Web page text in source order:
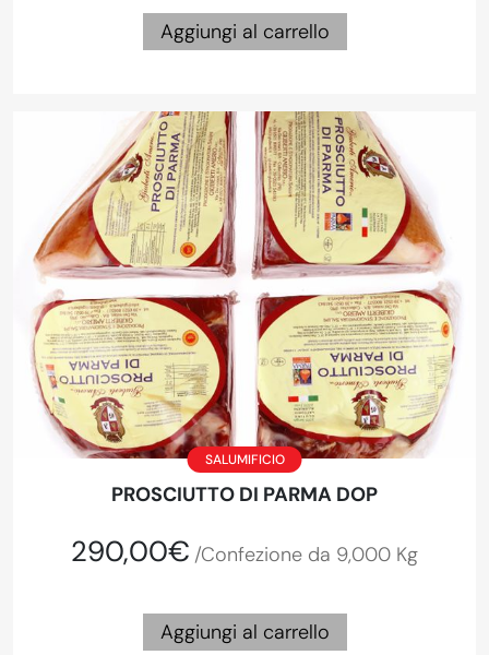
Aggiungi al carrello
SALUMIFICIO
PROSCIUTTO DI PARMA DOP
290,00€ /Confezione da 9,000 Kg
Aggiungi al carrello